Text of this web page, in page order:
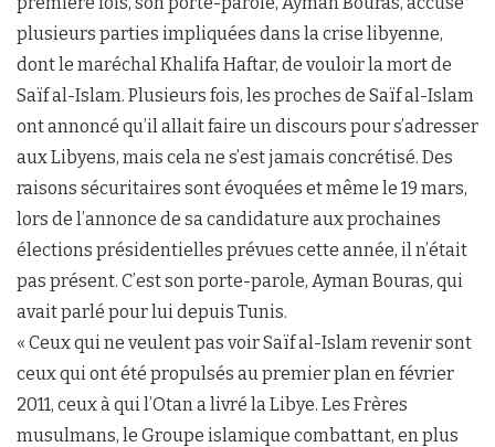
plusieurs parties impliquées dans la crise libyenne,
dont le maréchal Khalifa Haftar, de vouloir la mort de
Saïf al-Islam. Plusieurs fois, les proches de Saïf al-Islam
ont annoncé qu’il allait faire un discours pour s’adresser
aux Libyens, mais cela ne s’est jamais concrétisé. Des
raisons sécuritaires sont évoquées et même le 19 mars,
lors de l’annonce de sa candidature aux prochaines
élections présidentielles prévues cette année, il n’était
pas présent. C’est son porte-parole, Ayman Bouras, qui
avait parlé pour lui depuis Tunis.
« Ceux qui ne veulent pas voir Saïf al-Islam revenir sont
ceux qui ont été propulsés au premier plan en février
2011, ceux à qui l’Otan a livré la Libye. Les Frères
musulmans, le Groupe islamique combattant, en plus